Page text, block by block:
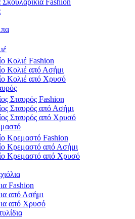
Σκουλαρίκια Fashion
Κολιέ Fashion
Κολιέ από Ασήμι
Κολιέ από Χρυσό
Σταυρός Fashion
Σταυρός από Ασήμι
Σταυρός από Χρυσό
Κρεμαστό Fashion
Κρεμαστό από Ασήμι
Κρεμαστό από Χρυσό
Fashion
από Ασήμι
από Χρυσό